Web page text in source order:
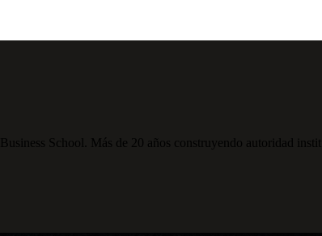
School. Más de 20 años construyendo autoridad